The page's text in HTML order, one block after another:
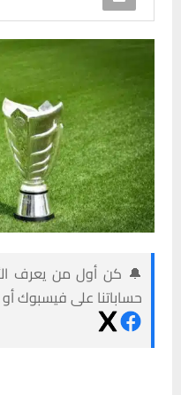
🔔 كن أول من يعرف
حساباتنا على فيسبوك